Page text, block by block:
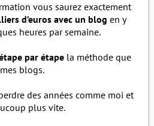
vous saurez exactement
d’euros avec un blog en y
heures par semaine.
par étape la méthode que
blogs.
des années comme moi et
plus vite.